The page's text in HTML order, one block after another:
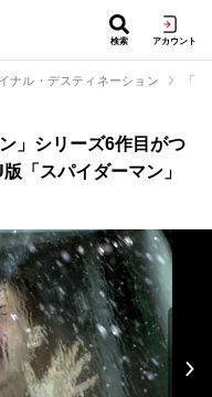
検索 アカウント
ナル・デスティネーション 「
」シリーズ6作目がつ
「スパイダーマン」